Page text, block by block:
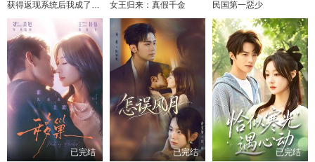
获得返现系统后我成了万人迷 女王归来：真假千金 民国第一惡少
已完结 已完结 已完结